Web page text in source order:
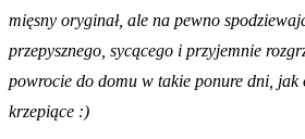
mięsny oryginał, ale na pewno
przepysznego, sycącego i przyjemnie
powrocie do domu w takie ponure dni, jak
krzepiące :)